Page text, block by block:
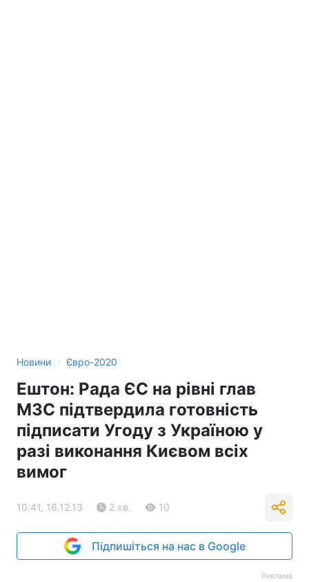
Новини › Євро-2020
Ештон: Рада ЄС на рівні глав
МЗС підтвердила готовність
підписати Угоду з Україною у
разі виконання Києвом всіх
вимог
10:41, 16.12.13 2 хв. 10
Підпишіться на нас в Google
Реклама